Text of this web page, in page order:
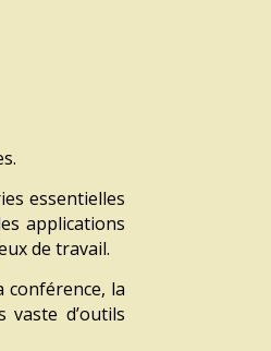
essentielles
applications
de travail.
conférence, la
vaste d’outils